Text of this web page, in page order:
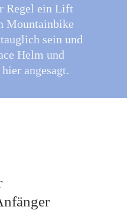
Regel ein Lift
Mountainbike
sein und
Helm und
angesagt.